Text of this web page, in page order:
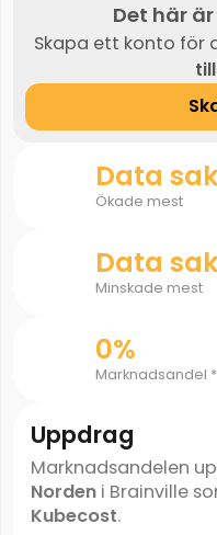
Det här
Skapa ett konto för
Data
Ökade mest
Data
Minskade mest
0%
Marknadsandel *
Uppdrag
Marknadsandelen
Nordeni Brainville
Kubecost.